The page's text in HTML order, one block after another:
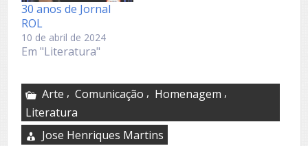
30 anos de Jornal
ROL
10 de abril de 2024
Em "Literatura"
Arte , Comunicação , Homenagem ,
Literatura
Jose Henriques Martins